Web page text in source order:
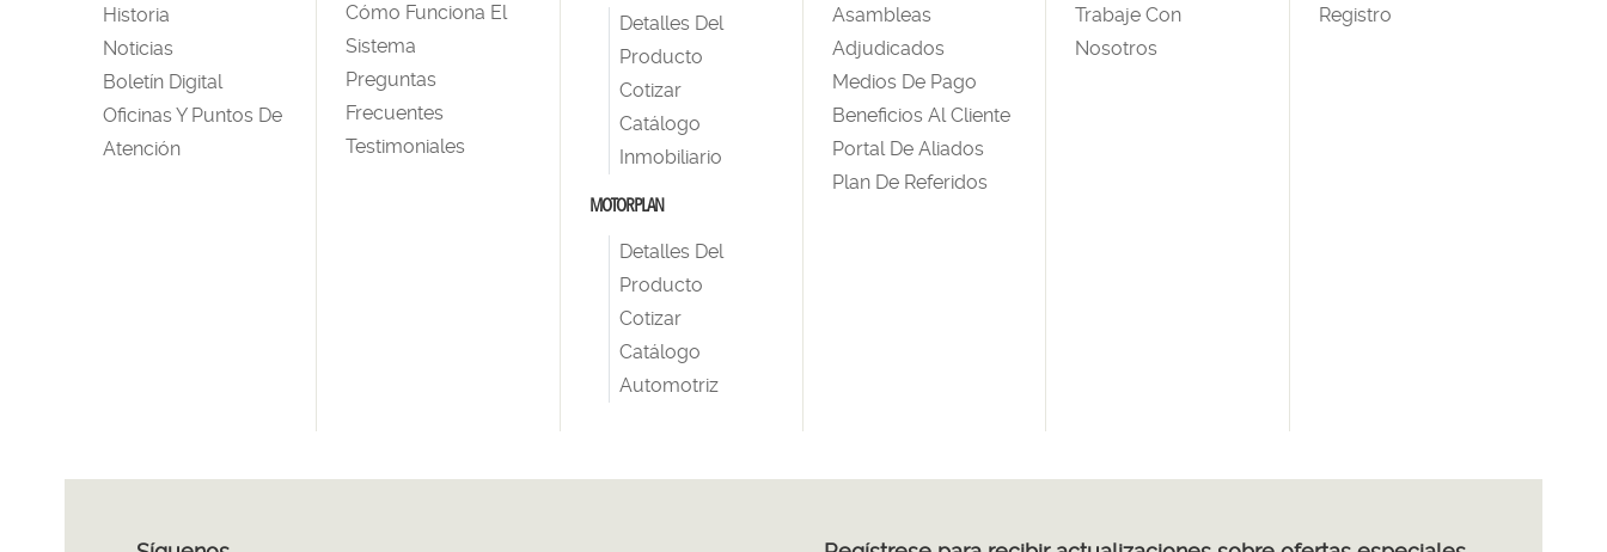
Historia
Noticias
Boletín Digital
Oficinas Y Puntos De
Atención
Cómo Funciona El
Sistema
Preguntas
Frecuentes
Testimoniales
Detalles Del
Producto
Cotizar
Catálogo
Inmobiliario
MOTORPLAN
Detalles Del
Producto
Cotizar
Catálogo
Automotriz
Asambleas
Adjudicados
Medios De Pago
Beneficios Al Cliente
Portal De Aliados
Plan De Referidos
Trabaje Con
Nosotros
Registro